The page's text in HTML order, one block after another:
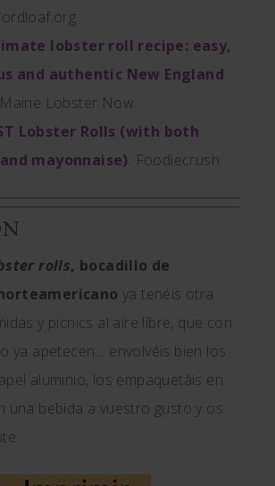
lobster roll recipe: easy,
and authentic New England
Lobster Now
Lobster Rolls (with both
mayonnaise). Foodiecrush
rolls, bocadillo de
ya tenéis otra
y picnics al aire libre, que con
ya apetecen… envolvéis bien los
aluminio, los empaquetáis en
una bebida a vuestro gusto y os